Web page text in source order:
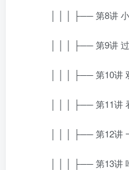
│ │ │ ├── 第8讲 小
│ │ │ ├── 第9讲 过
│ │ │ ├── 第10讲
│ │ │ ├── 第11讲 看
│ │ │ ├── 第12讲
│ │ │ ├── 第13讲